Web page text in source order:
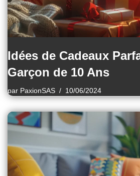
Idées de Cadeaux
Garçon de 10 Ans
par PaxionSAS 10/06/2024